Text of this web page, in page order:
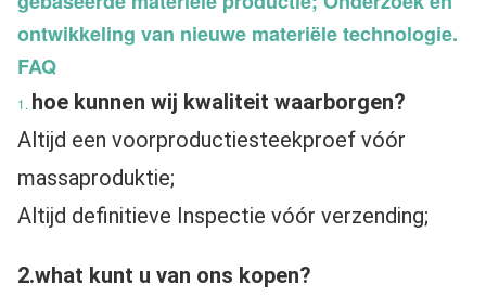
ontwikkeling van nieuwe materiële technologie.
FAQ
1. hoe kunnen wij kwaliteit waarborgen?
Altijd een voorproductiesteekproef vóór
massaproduktie;
Altijd definitieve Inspectie vóór verzending;
2.what kunt u van ons kopen?